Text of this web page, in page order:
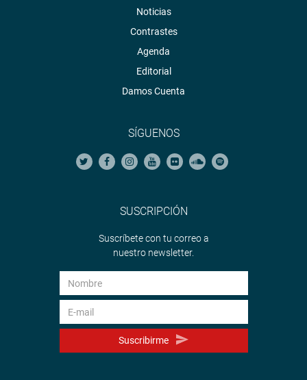
Noticias
Contrastes
Agenda
Editorial
Damos Cuenta
SÍGUENOS
SUSCRIPCIÓN
Suscríbete con tu correo a
nuestro newsletter.
Suscribirme